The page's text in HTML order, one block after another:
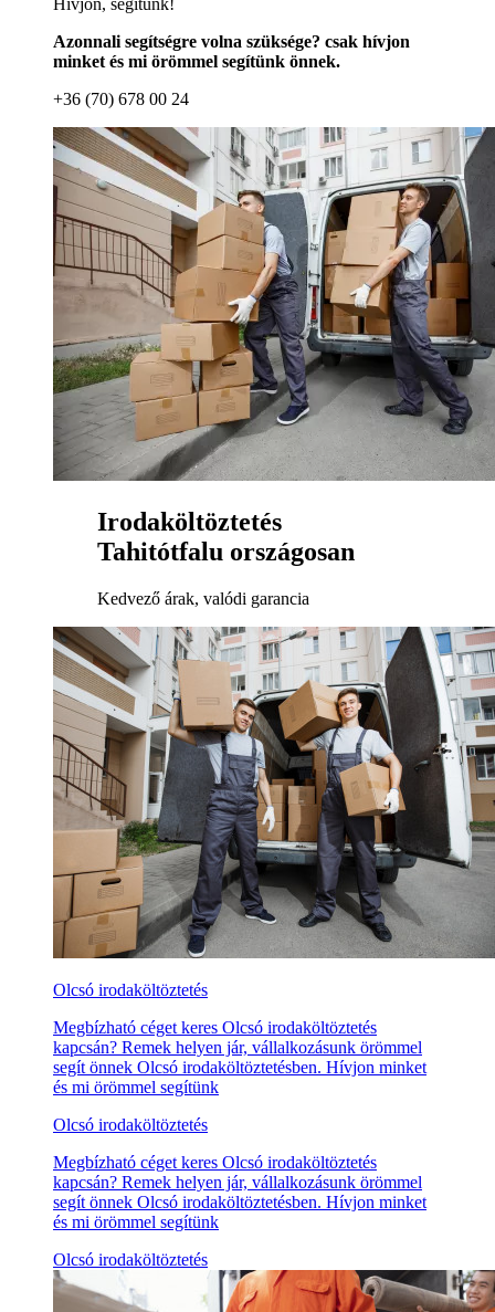
Hívjon, segítünk!
Azonnali segítségre volna szüksége? csak hívjon
minket és mi örömmel segítünk önnek.
+36 (70) 678 00 24
Irodaköltöztetés
Tahitótfalu országosan
Kedvező árak, valódi garancia
Olcsó irodaköltöztetés
Megbízható céget keres Olcsó irodaköltöztetés
kapcsán? Remek helyen jár, vállalkozásunk örömmel
segít önnek Olcsó irodaköltöztetésben. Hívjon minket
és mi örömmel segítünk
Olcsó irodaköltöztetés
Megbízható céget keres Olcsó irodaköltöztetés
kapcsán? Remek helyen jár, vállalkozásunk örömmel
segít önnek Olcsó irodaköltöztetésben. Hívjon minket
és mi örömmel segítünk
Olcsó irodaköltöztetés